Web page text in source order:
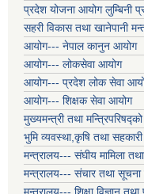
प्रदेश योजना आयोग लुम्बिनी
सहरी विकास तथा खानेपानी
आयोग--- नेपाल कानुन आयोग
आयोग--- लोकसेवा आयोग
आयोग--- प्रदेश लोक सेवा
आयोग--- शिक्षक सेवा आयोग
मुख्यमन्त्री तथा
भुमि व्यवस्था,कृषि तथा
मन्त्रालय--- संघीय मामिला
मन्त्रालय--- संचार तथा सूचना